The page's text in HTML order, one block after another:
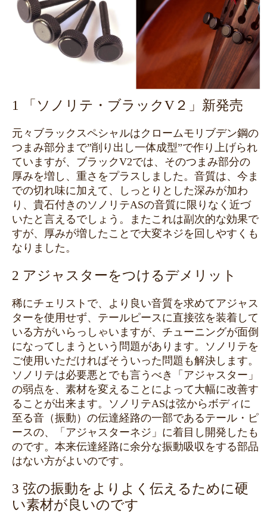
1 「ソノリテ・ブラックV２」新発売
元々ブラックスペシャルはクロームモリブデン鋼の
つまみ部分まで”削り出し一体成型”で作り上げられ
ていますが、ブラックV2では、そのつまみ部分の
厚みを増し、重さをプラスしました。音質は、今ま
での切れ味に加えて、しっとりとした深みが加わ
り、貴石付きのソノリテASの音質に限りなく近づ
いたと言えるでしょう。またこれは副次的な効果で
すが、厚みが増したことで大変ネジを回しやすくも
なりました。
2 アジャスターをつけるデメリット
稀にチェリストで、より良い音質を求めてアジャス
ターを使用せず、テールピースに直接弦を装着して
いる方がいらっしゃいますが、チューニングが面倒
になってしまうという問題があります。ソノリテを
ご使用いただければそういった問題も解決します。
ソノリテは必要悪とでも言うべき「アジャスター」
の弱点を、素材を変えることによって大幅に改善す
ることが出来ます。ソノリテASは弦からボディに
至る音（振動）の伝達経路の一部であるテール・ピ
ースの、「アジャスターネジ」に着目し開発したも
のです。本来伝達経路に余分な振動吸収をする部品
はない方がよいのです。
3 弦の振動をよりよく伝えるために硬
い素材が良いのです